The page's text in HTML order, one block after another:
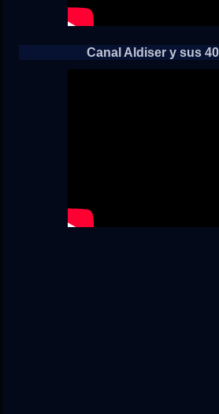
Canal Aldiser y sus